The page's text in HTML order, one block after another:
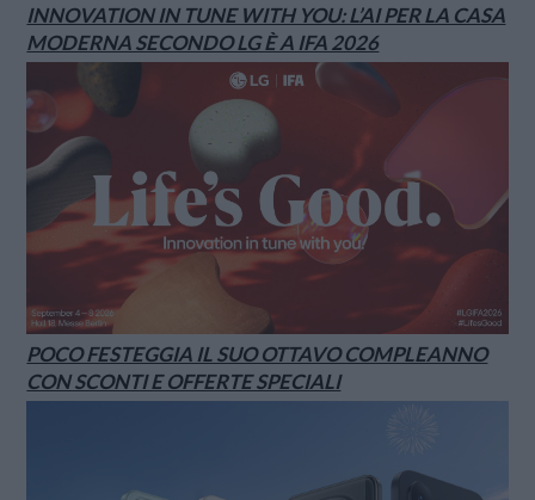
INNOVATION IN TUNE WITH YOU: L’AI PER LA CASA
MODERNA SECONDO LG È A IFA 2026
POCO FESTEGGIA IL SUO OTTAVO COMPLEANNO
CON SCONTI E OFFERTE SPECIALI